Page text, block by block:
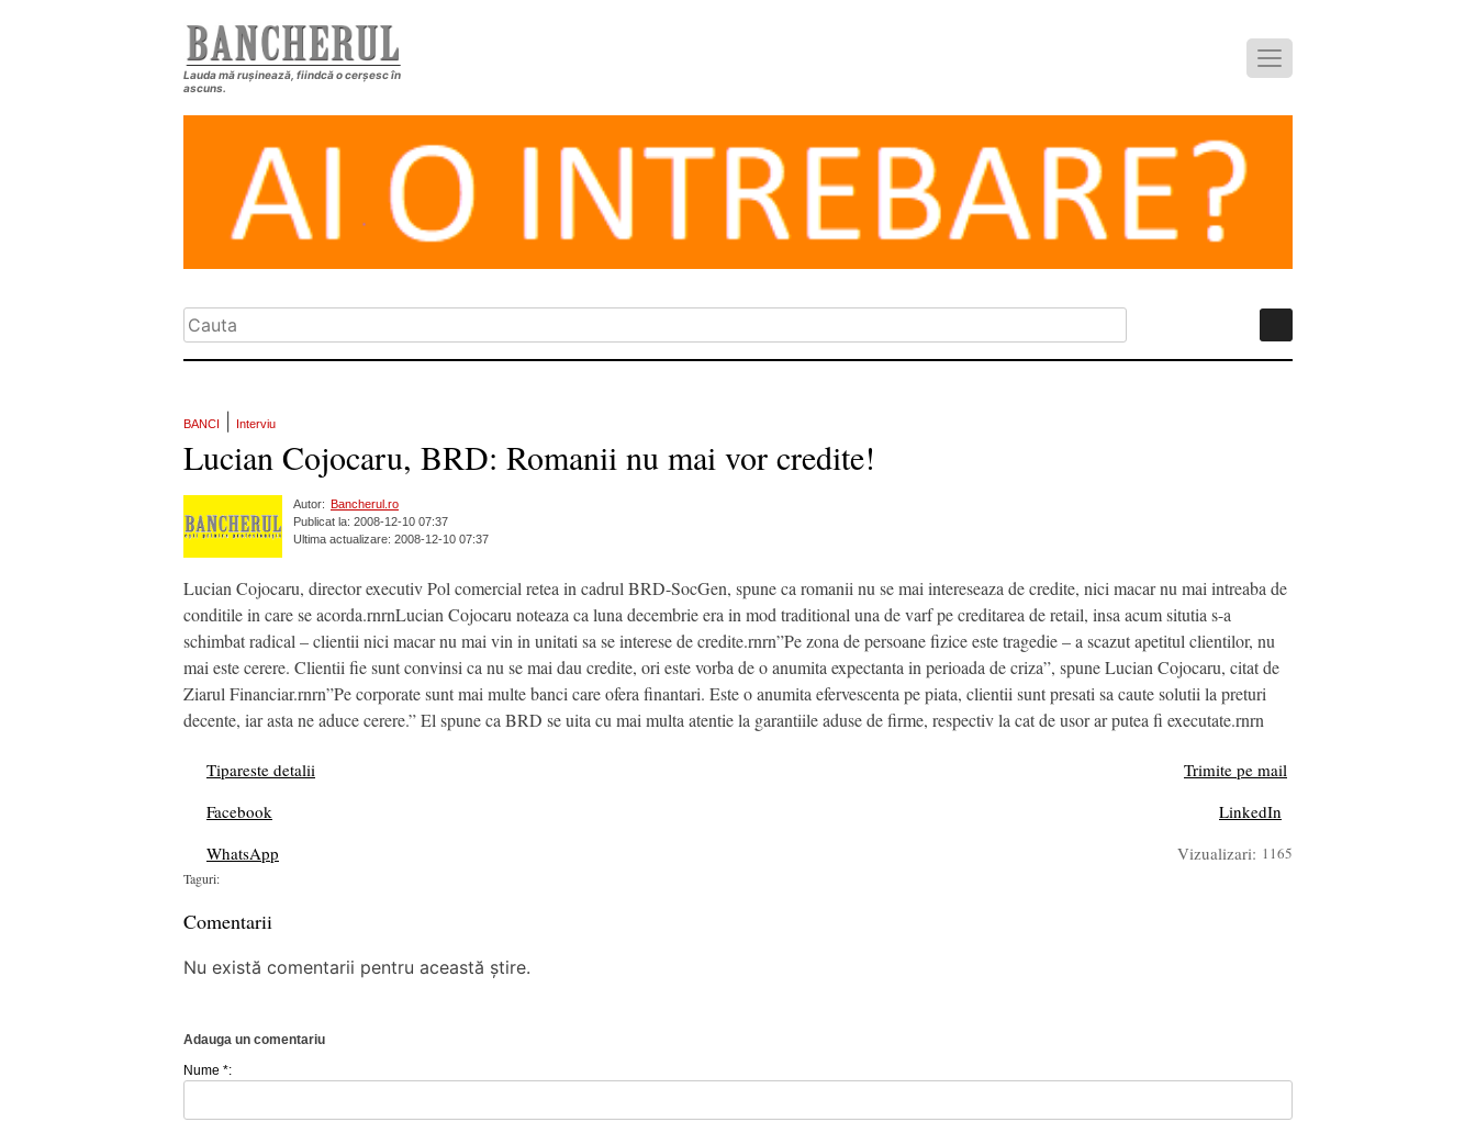
Lauda mă rușinează, fiindcă o cerșesc în
ascuns.
BANCI Interviu
Lucian Cojocaru, BRD: Romanii nu mai vor credite!
Autor:
Bancherul.ro
Publicat la: 2008-12-10 07:37
Ultima actualizare: 2008-12-10 07:37
Lucian Cojocaru, director executiv Pol comercial retea in cadrul BRD-SocGen, spune ca romanii nu se mai intereseaza de credite, nici macar nu mai intreaba de
conditile in care se acorda.rnrnLucian Cojocaru noteaza ca luna decembrie era in mod traditional una de varf pe creditarea de retail, insa acum situtia s-a
schimbat radical – clientii nici macar nu mai vin in unitati sa se interese de credite.rnrn”Pe zona de persoane fizice este tragedie – a scazut apetitul clientilor, nu
mai este cerere. Clientii fie sunt convinsi ca nu se mai dau credite, ori este vorba de o anumita expectanta in perioada de criza”, spune Lucian Cojocaru, citat de
Ziarul Financiar.rnrn”Pe corporate sunt mai multe banci care ofera finantari. Este o anumita efervescenta pe piata, clientii sunt presati sa caute solutii la preturi
decente, iar asta ne aduce cerere.” El spune ca BRD se uita cu mai multa atentie la garantiile aduse de firme, respectiv la cat de usor ar putea fi executate.rnrn
Tipareste detalii
Trimite pe mail
Facebook
LinkedIn
WhatsApp
Vizualizari: 1165
Taguri:
Comentarii
Nu există comentarii pentru această știre.
Adauga un comentariu
Nume *: